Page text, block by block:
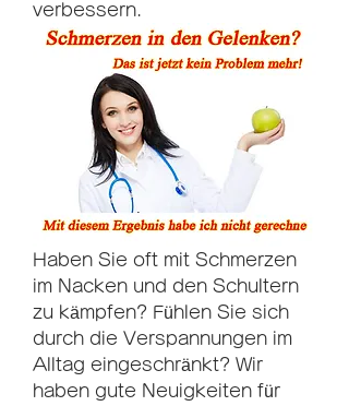
verbessern.
Haben Sie oft mit Schmerzen
im Nacken und den Schultern
zu kämpfen? Fühlen Sie sich
durch die Verspannungen im
Alltag eingeschränkt? Wir
haben gute Neuigkeiten für